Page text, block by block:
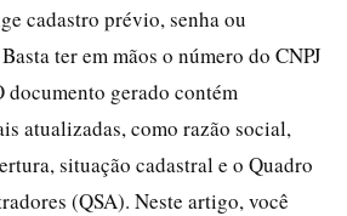
cadastro prévio, senha ou
ter em mãos o número do CNPJ
documento gerado contém
atualizadas, como razão social,
situação cadastral e o Quadro
(QSA). Neste artigo, você